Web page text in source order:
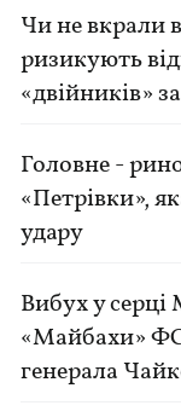
Чи не вкрали
ризикують
«двійників»
Головне -
«Петрівки»,
удару
Вибух у
«Майбахи»
генерала